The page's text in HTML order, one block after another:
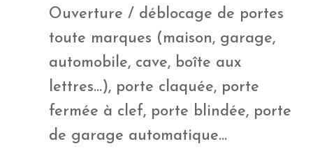
Ouverture / déblocage de portes
toute marques (maison, garage,
automobile, cave, boîte aux
lettres…), porte claquée, porte
fermée à clef, porte blindée, porte
de garage automatique…